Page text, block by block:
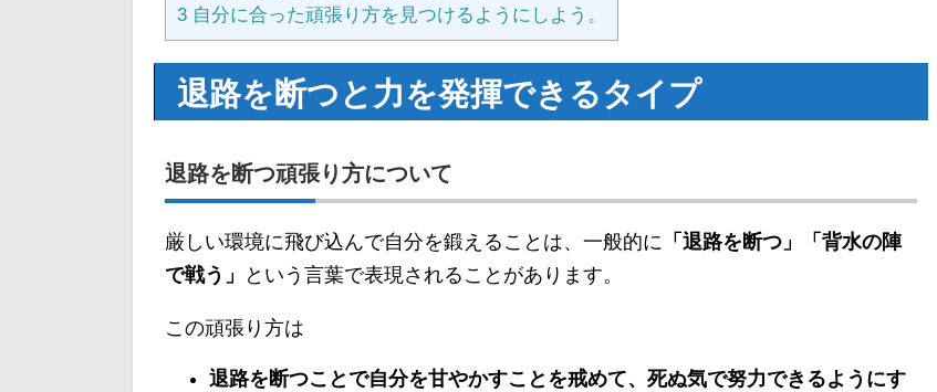
3 自分に合った頑張り方を見つけるようにしよう。
退路を断つと力を発揮できるタイプ
退路を断つ頑張り方について
厳しい環境に飛び込んで自分を鍛えることは、一般的に 「退路を断つ」「背水の陣
で戦う」
という言葉で表現されることがあります。
この頑張り方は
退路を断つことで自分を甘やかすことを戒めて、死ぬ気で努力できるようにす